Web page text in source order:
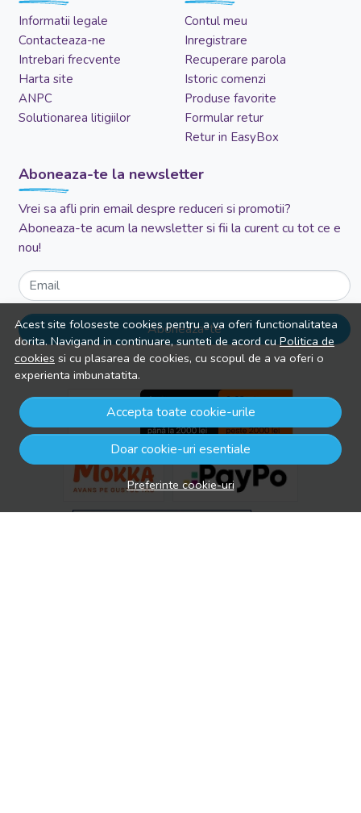
Acest site foloseste cookies pentru a va oferi functionalitatea
dorita. Navigand in continuare, sunteti de acord cuPolitica de
cookies si cu plasarea de cookies, cu scopul de a va oferi o
experienta imbunatatita.
Accepta toate cookie-urile
Doar cookie-uri esentiale
Preferinte cookie-uri
Informatii legale
Contacteaza-ne
Intrebari frecvente
Harta site
ANPC
Solutionarea litigiilor
Contul meu
Inregistrare
Recuperare parola
Istoric comenzi
Produse favorite
Formular retur
Retur in EasyBox
Aboneaza-te la newsletter
Vrei sa afli prin email despre reduceri si promotii?
Aboneaza-te acum la newsletter si fii la curent cu tot ce e
nou!
Email
Aboneaza-te